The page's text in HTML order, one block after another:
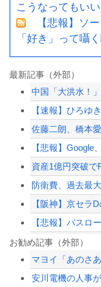
こうなってもいい
【悲報】ソ
「好き」って囁
最新記事（外部）
【速報】ひろゆ
中日ドラゴンズ
中国のビーチ。
お勧め記事（外部）